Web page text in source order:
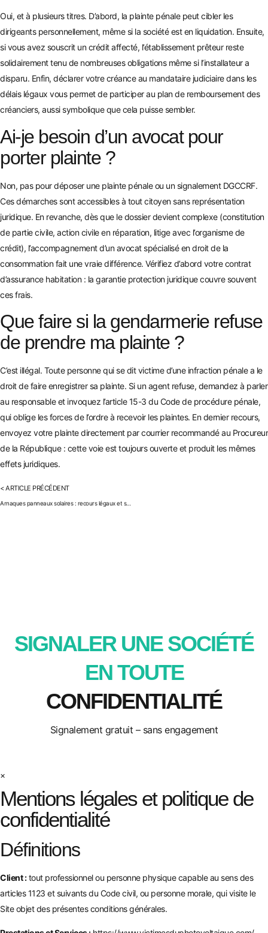
Oui, et à plusieurs titres. D’abord, la plainte pénale peut cibler les
dirigeants personnellement, même si la société est en liquidation. Ensuite,
si vous avez souscrit un crédit affecté, l’établissement prêteur reste
solidairement tenu de nombreuses obligations même si l’installateur a
disparu. Enfin, déclarer votre créance au mandataire judiciaire dans les
délais légaux vous permet de participer au plan de remboursement des
créanciers, aussi symbolique que cela puisse sembler.
Ai-je besoin d’un avocat pour
porter plainte ?
Non, pas pour déposer une plainte pénale ou un signalement DGCCRF.
Ces démarches sont accessibles à tout citoyen sans représentation
juridique. En revanche, dès que le dossier devient complexe (constitution
de partie civile, action civile en réparation, litige avec l’organisme de
crédit), l’accompagnement d’un avocat spécialisé en droit de la
consommation fait une vraie différence. Vérifiez d’abord votre contrat
d’assurance habitation : la garantie protection juridique couvre souvent
ces frais.
Que faire si la gendarmerie refuse
de prendre ma plainte ?
C’est illégal. Toute personne qui se dit victime d’une infraction pénale a le
droit de faire enregistrer sa plainte. Si un agent refuse, demandez à parler
au responsable et invoquez l’article 15-3 du Code de procédure pénale,
qui oblige les forces de l’ordre à recevoir les plaintes. En dernier recours,
envoyez votre plainte directement par courrier recommandé au Procureur
de la République : cette voie est toujours ouverte et produit les mêmes
effets juridiques.
< ARTICLE PRÉCÉDENT
Arnaques panneaux solaires : recours légaux et solutions 2025
SIGNALER UNE SOCIÉTÉ
EN TOUTE
CONFIDENTIALITÉ
Signalement gratuit – sans engagement
×
Mentions légales et politique de
confidentialité
Définitions
Client :tout professionnel ou personne physique capable au sens des
articles 1123 et suivants du Code civil, ou personne morale, qui visite le
Site objet des présentes conditions générales.